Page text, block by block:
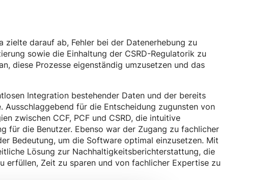
darauf ab, Fehler bei der Datenerhebung zu
sowie die Einhaltung der CSRD-Regulatorik zu
diese Prozesse eigenständig umzusetzen und das
Integration bestehender Daten und der bereits
für die Entscheidung zugunsten von
zwischen CCF, PCF und CSRD, die intuitive
für die Benutzer. Ebenso war der Zugang zu fachlicher
Bedeutung, um die Software optimal einzusetzen. Mit
Lösung zur Nachhaltigkeitsberichterstattung, die
erfüllen, Zeit zu sparen und von fachlicher Expertise zu